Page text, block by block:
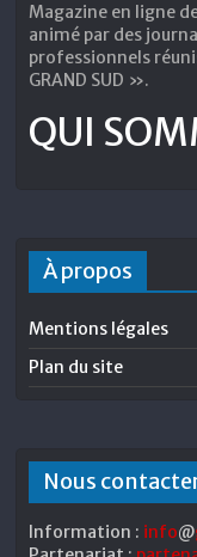
Magazine en ligne
animé par des
professionnels
GRAND SUD ».
QUI
À propos
Mentions légales
Plan du site
Nous
Information : info@